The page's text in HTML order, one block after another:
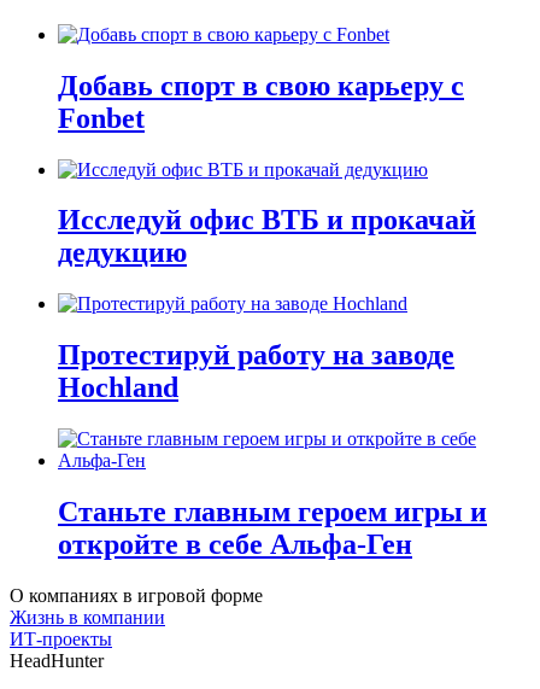
Добавь спорт в свою карьеру с
Fonbet
Исследуй офис ВТБ и прокачай
дедукцию
Протестируй работу на заводе
Hochland
Станьте главным героем игры и
откройте в себе Альфа-Ген
О компаниях в игровой форме
Жизнь в компании
ИТ-проекты
HeadHunter